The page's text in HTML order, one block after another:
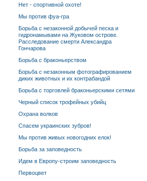
Нет - спортивной охоте!
Мы против фуа-гра
Борьба с незаконной добычей песка и
гидронамывами на Жуковом острове.
Расследование смерти Александра
Гончарова
Борьба с браконьерством
Борьба с незаконным фотографированием
диких животных и их контрабандой
Борьба с торговлей браконьерскими сетями
Черный список трофейных убийц
Охрана волков
Спасем украинских зубров!
Мы против живых новогодних елок!
Борьба за заповедность
Идем в Европу-строим заповедность
Первоцвет